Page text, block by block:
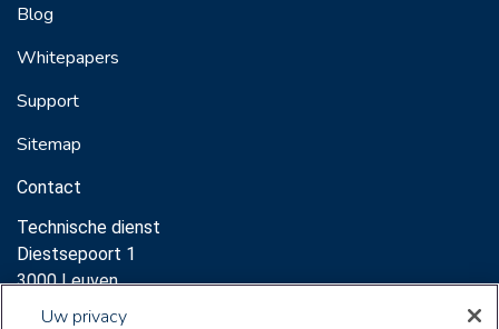
Blog
Whitepapers
Support
Sitemap
Contact
Technische dienst
Diestsepoort 1
3000 Leuven
Support:
Uw privacy